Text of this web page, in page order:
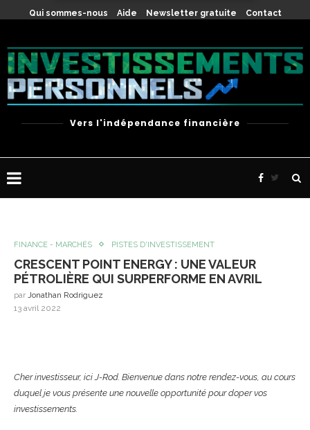
Qui sommes-nous Aide Newsletter gratuite Contact
Vers l'indépendance financière
FINANCE - MARCHÉS PISTES D'INVESTISSEMENT
CRESCENT POINT ENERGY : UNE VALEUR
PÉTROLIÈRE QUI SURPERFORME EN AVRIL
par Jonathan Rodriguez
13 avril 2022
Cher investisseur, ici J-Rod. Bienvenue dans notre rendez-vous, au cours
duquel je vous présente une nouvelle opportunité pour doper vos
investissements.